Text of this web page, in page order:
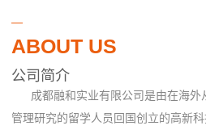
ABOUT US
公司简介
成都融和实业有限公司是由在海外
管理研究的留学人员回国创立的高新